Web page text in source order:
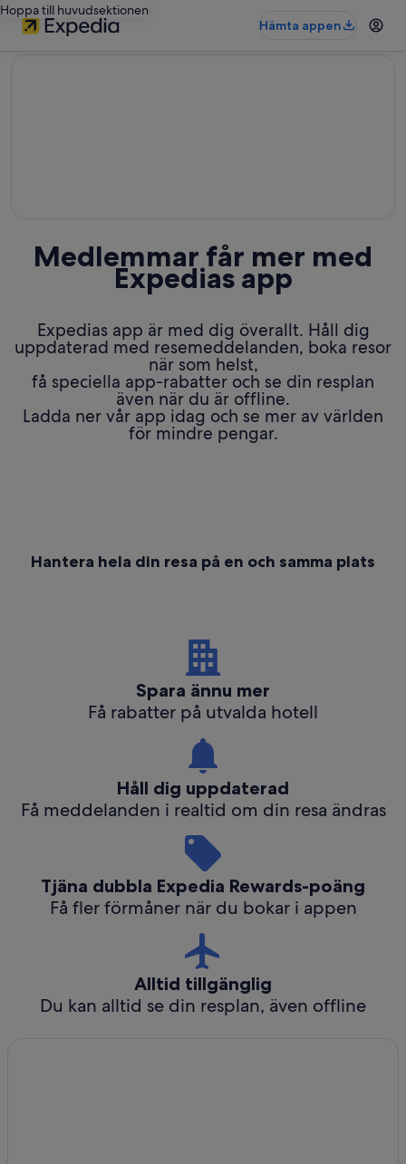
Hoppa till huvudsektionen
Hämta appen
Medlemmar får mer med
Expedias app
Expedias app är med dig överallt. Håll dig
uppdaterad med resemeddelanden, boka resor
när som helst,
få speciella app-rabatter och se din resplan
även när du är offline.
Ladda ner vår app idag och se mer av världen
för mindre pengar.
Hantera hela din resa på en och samma plats
Spara ännu mer
Få rabatter på utvalda hotell
Håll dig uppdaterad
Få meddelanden i realtid om din resa ändras
Tjäna dubbla Expedia Rewards-poäng
Få fler förmåner när du bokar i appen
Alltid tillgänglig
Du kan alltid se din resplan, även offline